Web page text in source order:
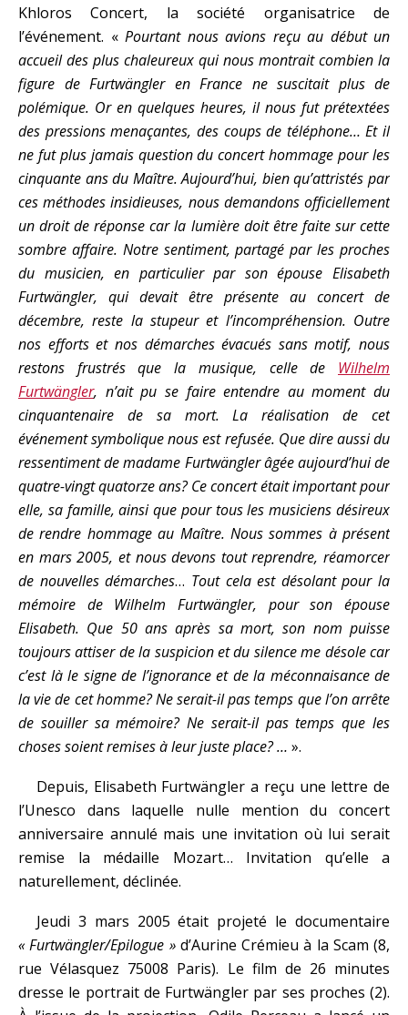
Khloros Concert, la société organisatrice de
l’événement. « Pourtant nous avions reçu au début un
accueil des plus chaleureux qui nous montrait combien la
figure de Furtwängler en France ne suscitait plus de
polémique. Or en quelques heures, il nous fut prétextées
des pressions menaçantes, des coups de téléphone… Et il
ne fut plus jamais question du concert hommage pour les
cinquante ans du Maître. Aujourd’hui, bien qu’attristés par
ces méthodes insidieuses, nous demandons officiellement
un droit de réponse car la lumière doit être faite sur cette
sombre affaire. Notre sentiment, partagé par les proches
du musicien, en particulier par son épouse Elisabeth
Furtwängler, qui devait être présente au concert de
décembre, reste la stupeur et l’incompréhension. Outre
nos efforts et nos démarches évacués sans motif, nous
restons frustrés que la musique, celle de Wilhelm
Furtwängler, n’ait pu se faire entendre au moment du
cinquantenaire de sa mort. La réalisation de cet
événement symbolique nous est refusée. Que dire aussi du
ressentiment de madame Furtwängler âgée aujourd’hui de
quatre-vingt quatorze ans? Ce concert était important pour
elle, sa famille, ainsi que pour tous les musiciens désireux
de rendre hommage au Maître. Nous sommes à présent
en mars 2005, et nous devons tout reprendre, réamorcer
de nouvelles démarches… Tout cela est désolant pour la
mémoire de Wilhelm Furtwängler, pour son épouse
Elisabeth. Que 50 ans après sa mort, son nom puisse
toujours attiser de la suspicion et du silence me désole car
c’est là le signe de l’ignorance et de la méconnaisance de
la vie de cet homme? Ne serait-il pas temps que l’on arrête
de souiller sa mémoire? Ne serait-il pas temps que les
choses soient remises à leur juste place? … ».
Depuis, Elisabeth Furtwängler a reçu une lettre de
l’Unesco dans laquelle nulle mention du concert
anniversaire annulé mais une invitation où lui serait
remise la médaille Mozart… Invitation qu’elle a
naturellement, déclinée.
Jeudi 3 mars 2005 était projeté le documentaire
« Furtwängler/Epilogue »d’Aurine Crémieu à la Scam (8,
rue Vélasquez 75008 Paris). Le film de 26 minutes
dresse le portrait de Furtwängler par ses proches (2).